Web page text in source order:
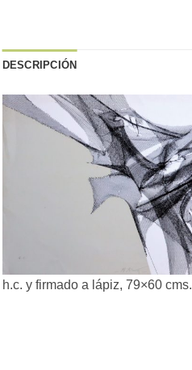
DESCRIPCIÓN
h.c. y firmado a lápiz, 79×60 cms.